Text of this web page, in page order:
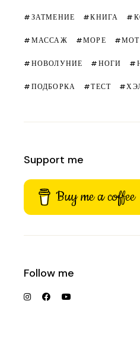
ЗАТМЕНИЕ КНИГА
МАССАЖ МОРЕ
НОВОЛУНИЕ НОГИ
ПОДБОРКА ТЕСТ
Support me
Buy me a coffee
Follow me